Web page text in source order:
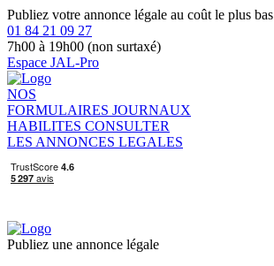
Publiez votre annonce légale au coût le plus bas
01 84 21 09 27
7h00 à 19h00 (non surtaxé)
Espace JAL-Pro
NOS
FORMULAIRES JOURNAUX
HABILITES CONSULTER
LES ANNONCES LEGALES
Publiez une annonce légale